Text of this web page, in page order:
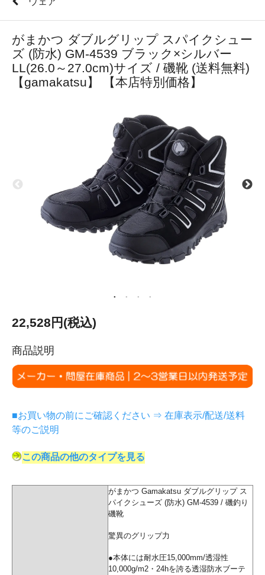
がまかつ ダブルグリップ スパイクシュー
ズ (防水) GM-4539 ブラック×シルバー
LL(26.0～27.0cm)サイズ / 磯靴 (送料無料)
【gamakatsu】 【本店特別価格】
22,528円(税込)
商品説明
■お買い物の前にご確認ください ⇒ 在庫表示/配送/送料
等のご説明
この商品の他のタイプを見る
がまかつ Gamakatsu ダブルグリップ ス
パイクシューズ (防水) GM-4539 / 磯釣り
磯靴
驚異のグリップ力
●本体には耐水圧15,000mm/透湿性
10,000g/m2・24hを誇る透湿防水ブーテ